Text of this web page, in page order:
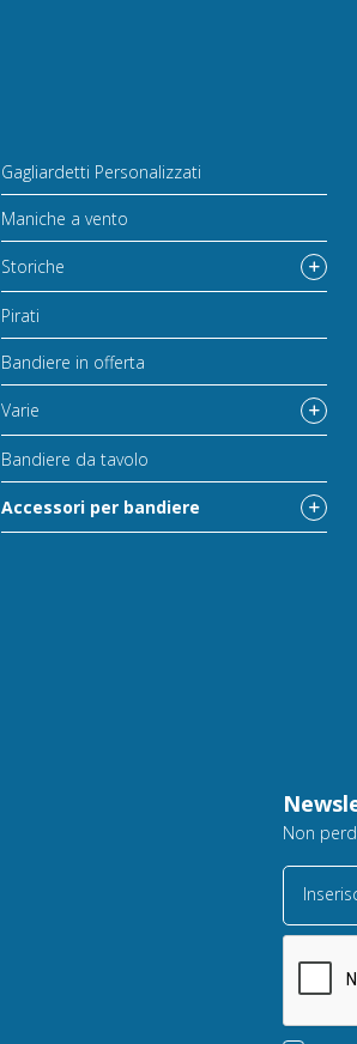
Gagliardetti Personalizzati
Maniche a vento
Storiche
Pirati
Bandiere in offerta
Varie
Bandiere da tavolo
Accessori per bandiere
Non